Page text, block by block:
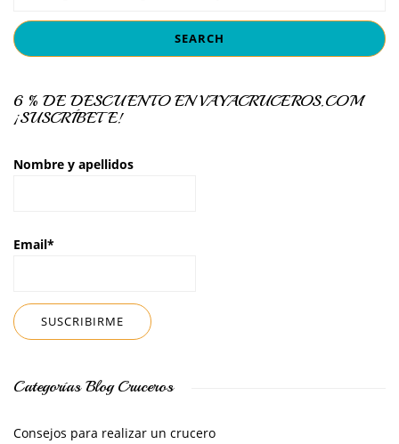
6 % DE DESCUENTO EN VAYACRUCEROS.COM
¡SUSCRÍBETE!
Nombre y apellidos
Email*
Categorías Blog Cruceros
Consejos para realizar un crucero